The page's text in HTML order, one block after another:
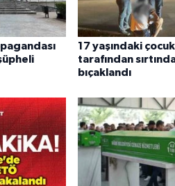
17 yaşındaki
tarafından
bıçaklandı